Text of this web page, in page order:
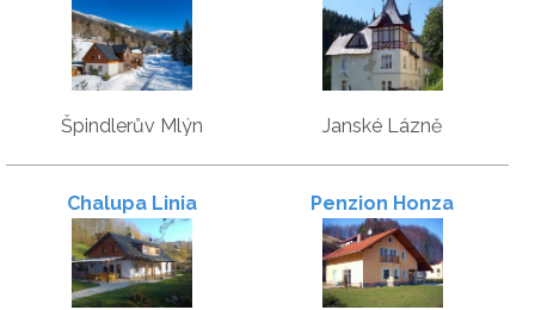
Špindlerův Mlýn Janské Lázně
Chalupa Linia Penzion Honza